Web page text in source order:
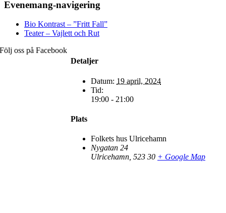
Evenemang-navigering
Bio Kontrast – ”Fritt Fall”
Teater – Vajlett och Rut
Detaljer
Datum: 19 april, 2024
Tid:
19:00 - 21:00
Plats
Folkets hus Ulricehamn
Nygatan 24
Ulricehamn 523 30 + Google Map
Följ oss på Facebook